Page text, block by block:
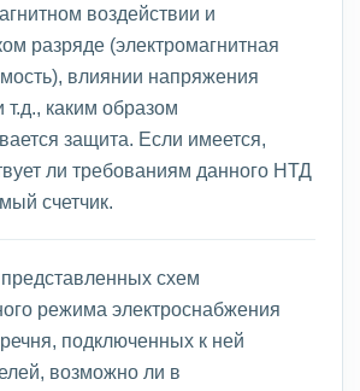
воздействии и
разряде (электромагнитная
влиянии напряжения
т.д., каким образом
защита. Если имеется,
ли требованиям данного НТД
счетчик.
схем
режима электроснабжения
подключенных к ней
возможно ли в